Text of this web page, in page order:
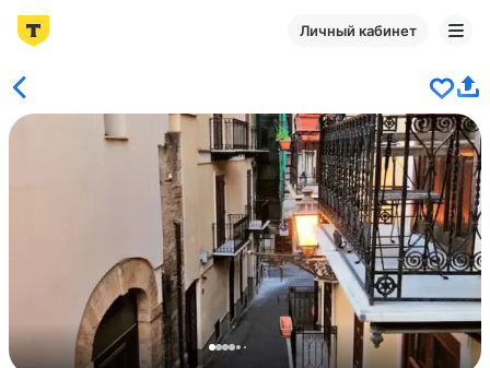
Личный кабинет